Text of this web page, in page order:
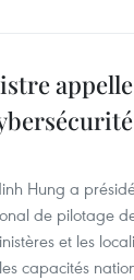
Hung a
de pilotage
et les
capacités